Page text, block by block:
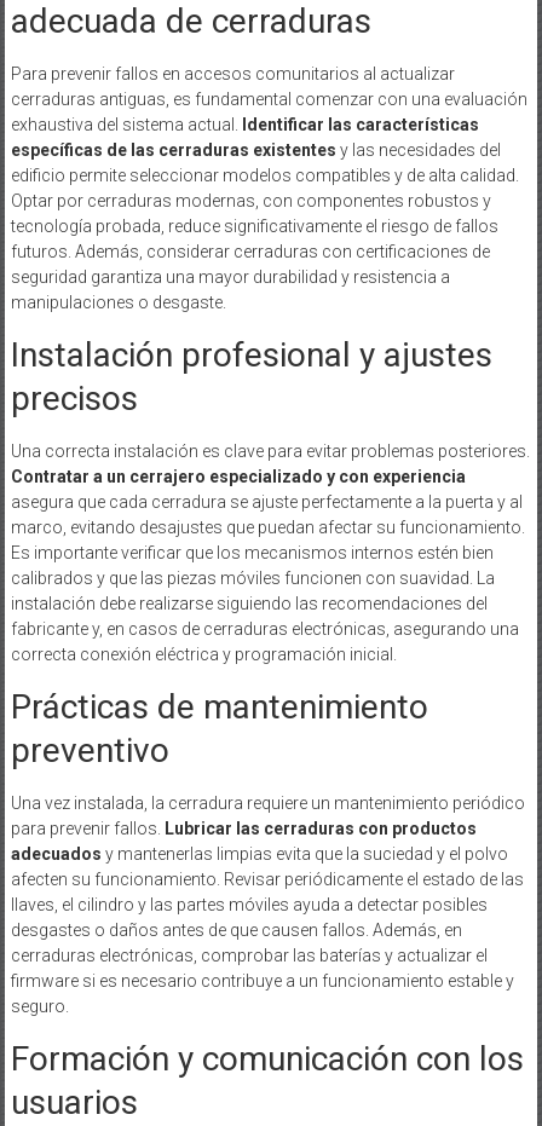
adecuada de cerraduras
Para prevenir fallos en accesos comunitarios al actualizar
cerraduras antiguas, es fundamental comenzar con una evaluación
exhaustiva del sistema actual. Identificar las características
específicas de las cerraduras existentes y las necesidades del
edificio permite seleccionar modelos compatibles y de alta calidad.
Optar por cerraduras modernas, con componentes robustos y
tecnología probada, reduce significativamente el riesgo de fallos
futuros. Además, considerar cerraduras con certificaciones de
seguridad garantiza una mayor durabilidad y resistencia a
manipulaciones o desgaste.
Instalación profesional y ajustes
precisos
Una correcta instalación es clave para evitar problemas posteriores.
Contratar a un cerrajero especializado y con experiencia
asegura que cada cerradura se ajuste perfectamente a la puerta y al
marco, evitando desajustes que puedan afectar su funcionamiento.
Es importante verificar que los mecanismos internos estén bien
calibrados y que las piezas móviles funcionen con suavidad. La
instalación debe realizarse siguiendo las recomendaciones del
fabricante y, en casos de cerraduras electrónicas, asegurando una
correcta conexión eléctrica y programación inicial.
Prácticas de mantenimiento
preventivo
Una vez instalada, la cerradura requiere un mantenimiento periódico
para prevenir fallos. Lubricar las cerraduras con productos
adecuados y mantenerlas limpias evita que la suciedad y el polvo
afecten su funcionamiento. Revisar periódicamente el estado de las
llaves, el cilindro y las partes móviles ayuda a detectar posibles
desgastes o daños antes de que causen fallos. Además, en
cerraduras electrónicas, comprobar las baterías y actualizar el
firmware si es necesario contribuye a un funcionamiento estable y
seguro.
Formación y comunicación con los
usuarios